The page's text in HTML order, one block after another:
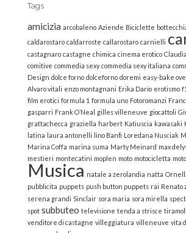
Tags
amicizia arcobaleno Aziende Biciclette
caldarostaro caldarroste callarostaro carnielli
castagnaro castagne chimica cinema erotico
comitive commedia sexy commedia sexy italiana
Design dolce forno dolceforno doremi easy-bake
Alvaro vitali enzo montagnani Erika Dario erotismo f1
film erotici formula 1 formula uno Fotoromanzi
gasparri Frank O’Neal gilles villeneuve giocattoli
grattachecca graziella harbert Katiuscia kawasaki
latina laura antonelli lino Banfi Loredana Nusciak
Marina Coffa marina suma Marty Meinard max
mestieri montecatini moplen moto motocicletta
Musica natale a zerolandia natta
pubblicita puppets push button puppets rai Renato
serena grandi Sinclair sora maria sora mirella
spot subbuteo televisione tenda a strisce
venditore di castagne villeggiatura villeneuve vita